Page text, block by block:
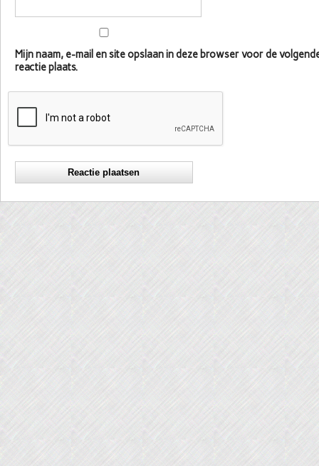
Mijn naam, e-mail en site opslaan in deze browser voor de
reactie plaats.